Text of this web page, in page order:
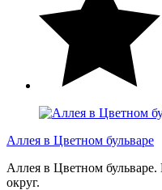
Аллея в Цветном бульваре
Аллея в Цветном
округ.